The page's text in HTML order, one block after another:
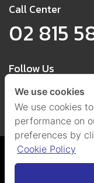
Call Center
02 815
Follow Us
Cookies and Privacy
We use cookies
We use cookies
performance on
preferences by
Cookie Policy